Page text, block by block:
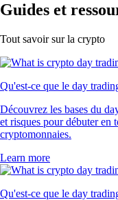
Guides et
Tout savoir sur la crypto
Qu'est-ce que le day
Découvrez les bases du
et risques pour débuter en
cryptomonnaies.
Learn more
Qu'est-ce que le day